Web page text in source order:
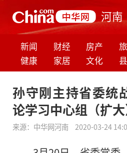
河南
新闻 财经 房产
健康
家居 文化
孙守刚主持省委统
论学习中心组（扩
来源： 中华网河南 2020-03-24